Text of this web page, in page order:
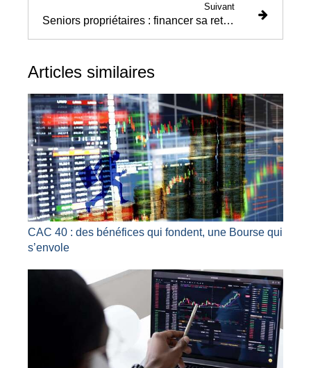
Suivant
Seniors propriétaires : financer sa retraite sans renoncer à transmettre
Articles similaires
CAC 40 : des bénéfices qui fondent, une Bourse qui
s’envole